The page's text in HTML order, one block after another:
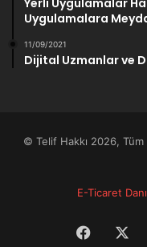
Yerli Uygulamalar
Uygulamalara
11/09/2021
Dijital Uzmanlar ve
© Telif Hakkı 2026, Tüm
E-Ticaret